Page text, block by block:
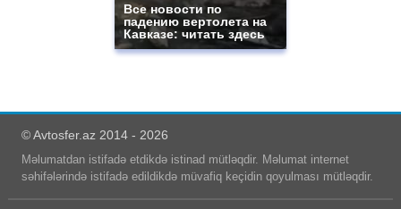
Все новости по
падению вертолета на
Кавказе: читать здесь
© Avtosfer.az 2014 - 2026
Məlumatdan istifadə etdikdə istinad mütləqdir. Məlumat internet
səhifələrində istifadə edildikdə müvafiq keçidin qoyulması mütləqdir.